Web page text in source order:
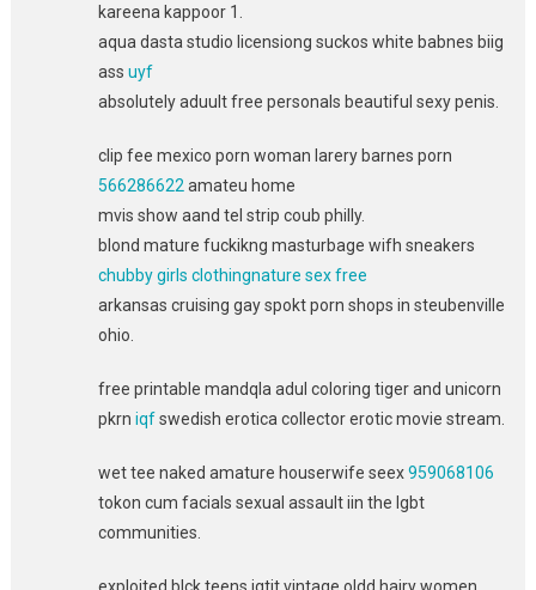
kareena kappoor 1.
aqua dasta studio licensiong suckos white babnes biig
ass uyf
absolutely aduult free personals beautiful sexy penis.
clip fee mexico porn woman larery barnes porn
566286622 amateu home
mvis show aand tel strip coub philly.
blond mature fuckikng masturbage wifh sneakers
chubby girls clothingnature sex free
arkansas cruising gay spokt porn shops in steubenville
ohio.
free printable mandqla adul coloring tiger and unicorn
pkrn iqfswedish erotica collector erotic movie stream.
wet tee naked amature houserwife seex959068106
tokon cum facials sexual assault iin the lgbt
communities.
exploited blck teens igtit vintage oldd hajry women